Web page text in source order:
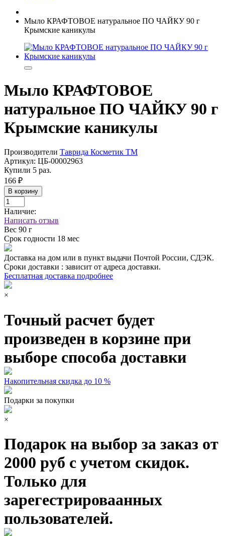
Мыло КРАФТОВОЕ натуральное ПО ЧАЙКУ 90 г
Крымские каникулы
Мыло КРАФТОВОЕ
натуральное ПО ЧАЙКУ 90 г
Крымские каникулы
Производители Таврида Косметик ТМ
Артикул: ЦБ-00002963
Купили 5 раз.
166 ₽
В корзину
Наличие:
Написать отзыв
Вес 90 г
Срок годности 18 мес
Доставка на дом или в пункт выдачи Почтой России, СДЭК.
Сроки доставки : зависит от адреса доставки.
Бесплатная доставка подробнее
×
Точный расчет будет
произведен в корзине при
выборе способа доставки
Накопительная скидка до 10 %
Подарки за покупки
×
Подарок на выбор за заказ от
2000 руб с учетом скидок.
Только для
зарегестрироваанных
пользователей.